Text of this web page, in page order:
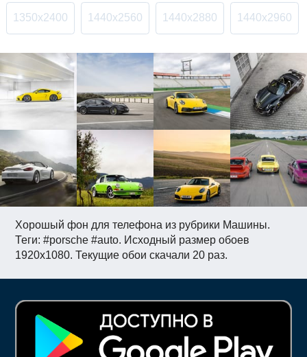
Хорошый фон для телефона из рубрики Машины.
Теги: #porsche #auto. Исходный размер обоев
1920x1080. Текущие обои скачали 20 раз.
1350x2400 1440x2560 1440x2880 1440x2960